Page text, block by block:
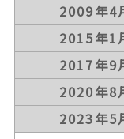
2009年4
2015年1
2017年9
2020年8
2023年5